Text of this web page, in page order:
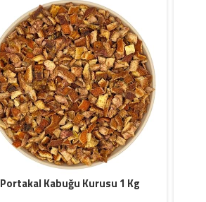
Portakal Kabuğu Kurusu 1 Kg